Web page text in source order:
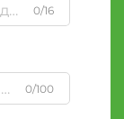
0/16
0/100